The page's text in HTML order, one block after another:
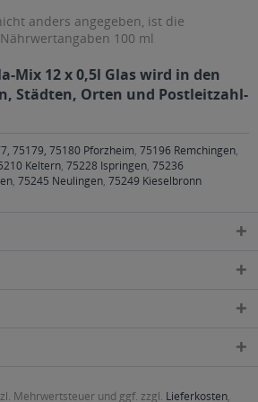
anders angegeben, ist die
100 ml
Mix 12 x 0,5l Glas wird in den
Städten, Orten und Postleitzahl-
75179, 75180 Pforzheim, 75196 Remchingen,
Keltern, 75228 Ispringen, 75236
, 75245 Neulingen, 75249 Kieselbronn
Mehrwertsteuer und ggf. zzgl. Lieferkosten,